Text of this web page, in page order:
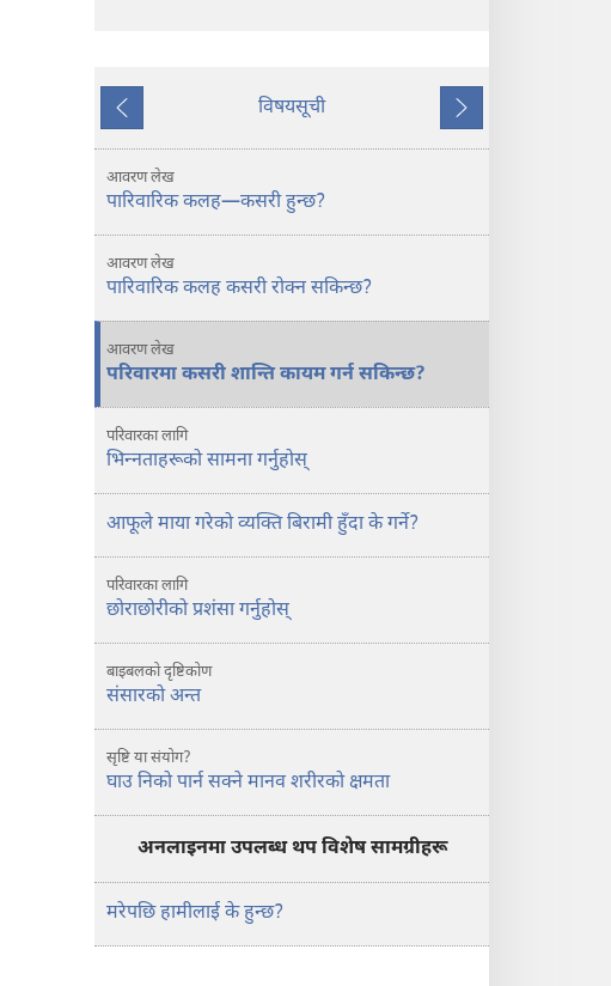
परिवारमा
गर्नुहोस्‌
अघिल्लो
विषयसूची
अर्को
आवरण लेख
पारिवारिक कलह—कसरी हुन्छ?
आवरण लेख
पारिवारिक कलह कसरी रोक्न सकिन्छ?
आवरण लेख
परिवारमा कसरी शान्ति कायम गर्न सकिन्छ?
परिवारका लागि
भिन्‍नताहरूको सामना गर्नुहोस्‌
आफूले माया गरेको व्यक्‍ति बिरामी हुँदा के गर्ने?
परिवारका लागि
छोराछोरीको प्रशंसा गर्नुहोस्‌
बाइबलको दृष्टिकोण
संसारको अन्त
सृष्टि या संयोग?
घाउ निको पार्न सक्ने मानव शरीरको क्षमता
अनलाइनमा उपलब्ध थप विशेष सामग्रीहरू
मरेपछि हामीलाई के हुन्छ?